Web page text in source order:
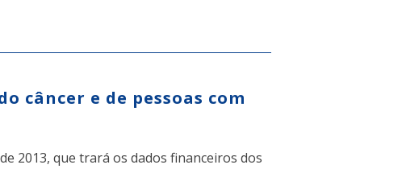
câncer e de pessoas com
2013, que trará os dados financeiros dos